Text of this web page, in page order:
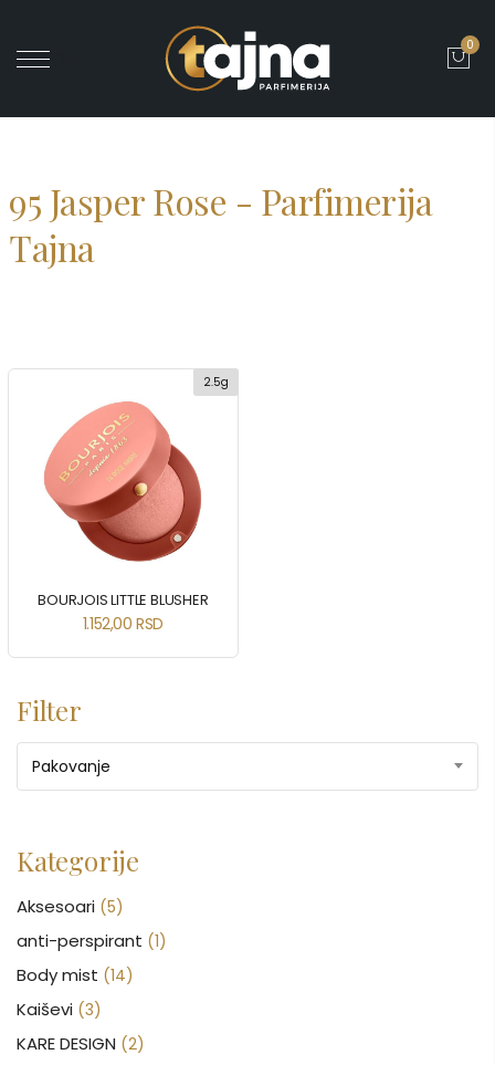
0
95 Jasper Rose - Parfimerija
Tajna
2.5g
BOURJOIS LITTLE BLUSHER
1.152,00RSD
Filter
Pakovanje
Kategorije
Aksesoari (5)
anti-perspirant (1)
Body mist (14)
Kaiševi (3)
KARE DESIGN (2)